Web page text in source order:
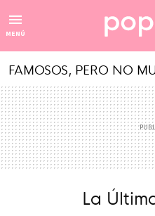
MENÚ
FAMOSOS, PERO NO
La